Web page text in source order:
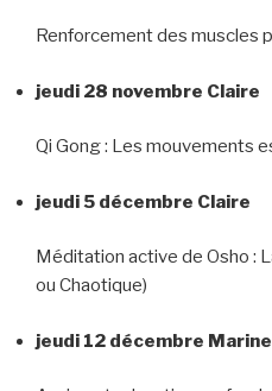
Renforcement des muscles
jeudi 28 novembre Claire
Qi Gong : Les mouvements
jeudi 5 décembre Claire
Méditation active de Osho :
ou Chaotique)
jeudi 12 décembre Marine